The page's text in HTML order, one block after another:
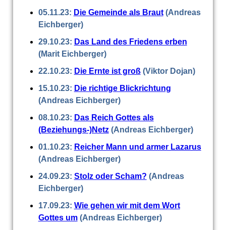
05.11.23: Die Gemeinde als Braut(Andreas
Eichberger)
29.10.23: Das Land des Friedens erben
(Marit Eichberger)
22.10.23: Die Ernte ist groß(Viktor Dojan)
15.10.23: Die richtige Blickrichtung
(Andreas Eichberger)
08.10.23: Das Reich Gottes als
(Beziehungs-)Netz(Andreas Eichberger)
01.10.23: Reicher Mann und armer Lazarus
(Andreas Eichberger)
24.09.23: Stolz oder Scham? (Andreas
Eichberger)
17.09.23: Wie gehen wir mit dem Wort
Gottes um(Andreas Eichberger)